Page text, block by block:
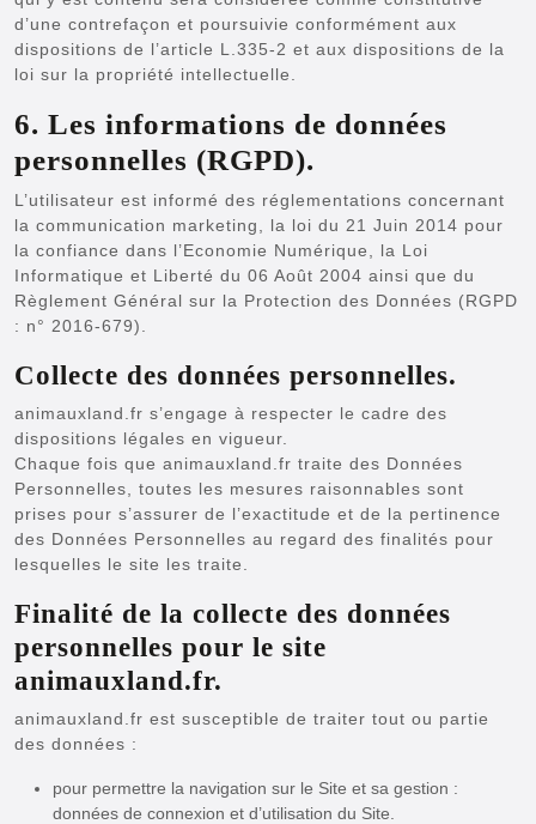
d’une contrefaçon et poursuivie conformément aux
dispositions de l’article L.335-2 et aux dispositions de la
loi sur la propriété intellectuelle.
6. Les informations de données
personnelles (RGPD).
L’utilisateur est informé des réglementations concernant
la communication marketing, la loi du 21 Juin 2014 pour
la confiance dans l’Economie Numérique, la Loi
Informatique et Liberté du 06 Août 2004 ainsi que du
Règlement Général sur la Protection des Données (RGPD
: n° 2016-679).
Collecte des données personnelles.
animauxland.fr s’engage à respecter le cadre des
dispositions légales en vigueur.
Chaque fois que animauxland.fr traite des Données
Personnelles, toutes les mesures raisonnables sont
prises pour s’assurer de l’exactitude et de la pertinence
des Données Personnelles au regard des finalités pour
lesquelles le site les traite.
Finalité de la collecte des données
personnelles pour le site
animauxland.fr.
animauxland.fr est susceptible de traiter tout ou partie
des données :
pour permettre la navigation sur le Site et sa gestion :
données de connexion et d’utilisation du Site.